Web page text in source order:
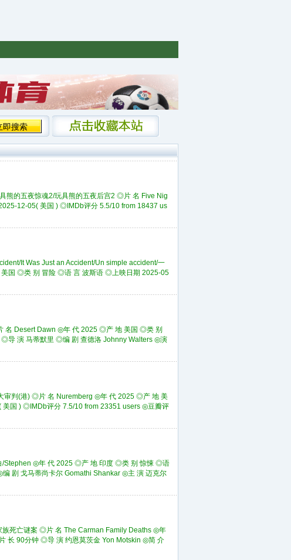
熊的五夜惊魂2/玩具熊的五夜后宫2 ◎片 名 Five Nig
12-05( 美国 ) ◎IMDb评分 5.5/10 from 18437 us
It Was Just an Accident/Un simple accident/一
国 ◎类 别 冒险 ◎语 言 波斯语 ◎上映日期 2025-05
名 Desert Dawn ◎年 代 2025 ◎产 地 美国 ◎类 别
导 演 马蒂默里 ◎编 剧 查德洛 Johnny Walters ◎演
审判(港) ◎片 名 Nuremberg ◎年 代 2025 ◎产 地 美
国 ) ◎IMDb评分 7.5/10 from 23351 users ◎豆瓣评
/Stephen ◎年 代 2025 ◎产 地 印度 ◎类 别 惊悚 ◎语
剧 戈马蒂尚卡尔 Gomathi Shankar ◎主 演 迈克尔
死亡谜案 ◎片 名 The Carman Family Deaths ◎年
90分钟 ◎导 演 约恩莫茨金 Yon Motskin ◎简 介